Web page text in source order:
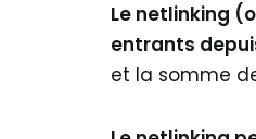
Le netlinking
entrants
et la somme